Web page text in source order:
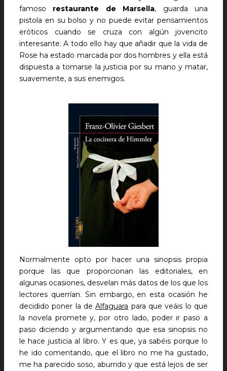
famoso restaurante de Marsella, guarda una
pistola en su bolso y no puede evitar pensamientos
eróticos cuando se cruza con algún jovencito
interesante. A todo ello hay que añadir que la vida de
Rose ha estado marcada por dos hombres y ella está
dispuesta a tomarse la justicia por su mano y matar,
suavemente, a sus enemigos.
Normalmente opto por hacer una sinopsis propia
porque las que proporcionan las editoriales, en
algunas ocasiones, desvelan más datos de los que los
lectores querrían. Sin embargo, en esta ocasión he
decidido poner la deAlfaguara para que veáis lo que
la novela promete y, por otro lado, poder ir paso a
paso diciendo y argumentando que esa sinopsis no
le hace justicia al libro. Y es que, ya sabéis porque lo
he ido comentando, que el libro no me ha gustado,
me ha parecido soso, aburrido y que está lejos de ser